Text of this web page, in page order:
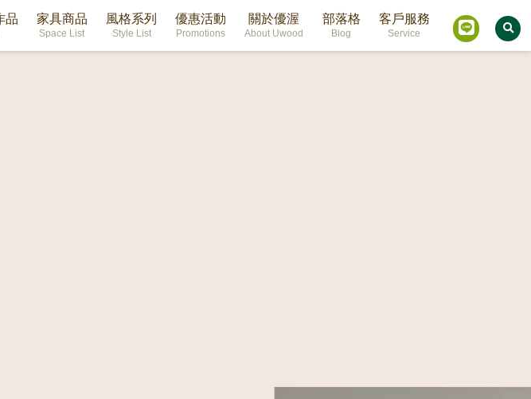
品 家具商品
Space List
風格系列
Style List
優惠活動
Promotions
關於優渥
About Uwood
部落格
Blog
客戶服務
Service